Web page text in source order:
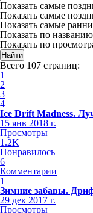
Показать самые
Показать самые
Показать самые
Показать по названию
Показать по
Всего 107 страниц:
1
2
3
4
Ice Drift Madness.
15 янв 2018 г.
Просмотры
1.2K
Понравилось
6
Комментарии
1
Зимние забавы.
29 дек 2017 г.
Просмотры